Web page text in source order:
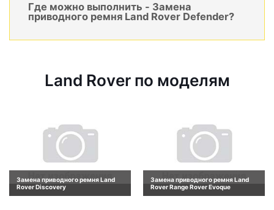
Где можно выполнить - Замена
приводного ремня Land Rover Defender?
Land Rover по моделям
Замена приводного ремня Land
Rover Discovery
Замена приводного ремня Land
Rover Range Rover Evoque